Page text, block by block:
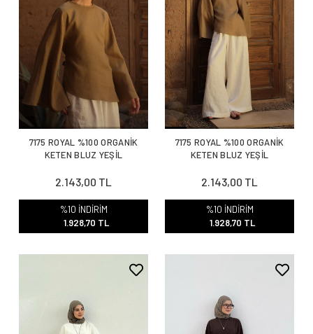
7175 ROYAL %100 ORGANİK
KETEN BLUZ YEŞİL
2.143,00 TL
%10 İNDİRİM
1.928,70 TL
7175 ROYAL %100 ORGANİK
KETEN BLUZ YEŞİL
2.143,00 TL
%10 İNDİRİM
1.928,70 TL